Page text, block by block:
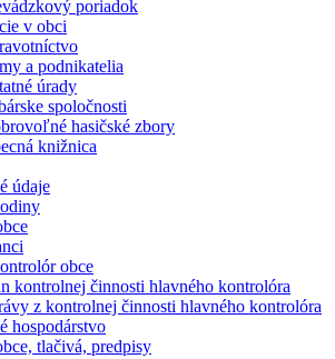
poriadok
v obci
a podnikatelia
úrady
spoločnosti
hasičské zbory
knižnica
údaje
obce
kontrolnej činnosti hlavného kontrolóra
z kontrolnej činnosti hlavného kontrolóra
hospodárstvo
tlačivá, predpisy